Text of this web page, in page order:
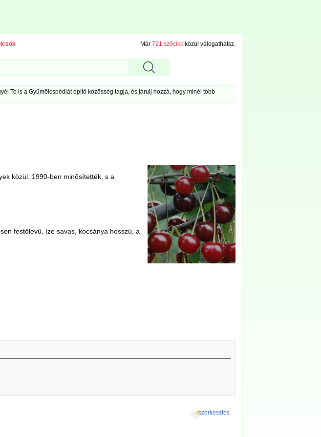
Már 721 szócikkközül válogathatsz.
Te is a Gyümölcspédiát építő közösség tagja, és járulj hozzá, hogy minél több
közül. 1990-ben minősítették, s a
festőlevű, íze savas, kocsánya hosszú, a
szerkesztés